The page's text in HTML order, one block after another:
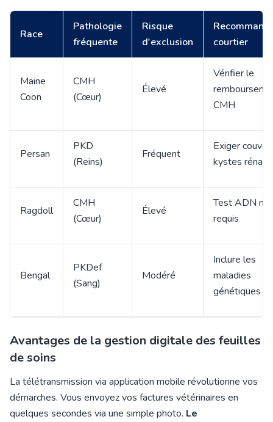
Race
Pathologie
fréquente
Risque
d'exclusion
courtier
Maine
Coon
CMH
(Cœur)
Élevé
Vérifier le
CMH
Persan
PKD
(Reins)
Fréquent
Exiger
kystes rénaux
Ragdoll
CMH
(Cœur)
Élevé
Test ADN
requis
Bengal
PKDef
(Sang)
Modéré
Inclure les
maladies
génétiques
Avantages de la gestion digitale des feuilles
de soins
La télétransmission via application mobile révolutionne vos
démarches. Vous envoyez vos factures vétérinaires en
quelques secondes via une simple photo. Le